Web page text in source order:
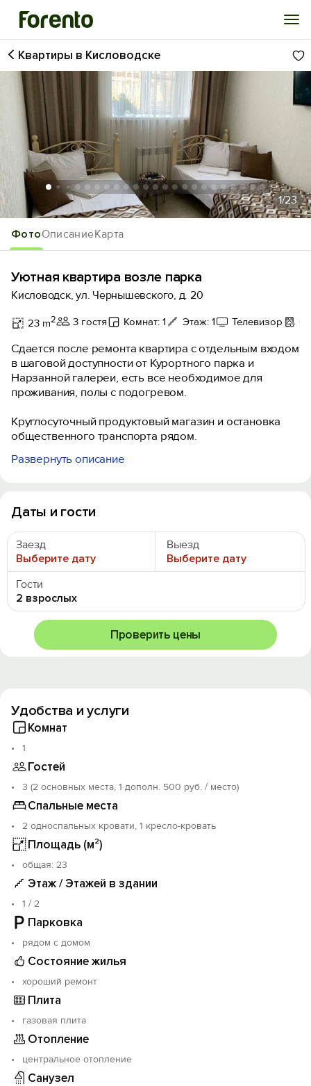
Войти
Избранное
История просмотра
Добавить свой объект
ФотоОписаниеКарта
Квартиры в Кисловодске
1/23
Уютная квартира возле парка
Кисловодск, ул. Чернышевского, д. 20
23 m2 3 гостя Комнат: 1 Этаж: 1 Телевизор
Сдается после ремонта квартира с отдельным входом
в шаговой доступности от Курортного парка и
Нарзанной галереи, есть все необходимое для
проживания, полы с подогревом.
Круглосуточный продуктовый магазин и остановка
общественного транспорта рядом.
Для комфортного проживания в квартире имеется
полностью оборудованная кухня: плита, чайник,
холодильник, вся необходимая посуда и
принадлежности. Стиральная машина, утюг, фен.
Чистое постельное бельё.
Развернуть описание
Даты и гости
Заезд
Выберите дату
Выезд
Выберите дату
Гости
2 взрослых
Проверить цены
Удобства и услуги
Комнат
1
Гостей
3 (2 основных места, 1 дополн. 500 руб. / место)
Спальные места
2 односпальных кровати, 1 кресло-кровать
Площадь (м²)
oбщая: 23
Этаж / Этажей в здании
1 / 2
Парковка
рядом с домом
Состояние жилья
хороший ремонт
Плита
газовая плита
Отопление
центральное отопление
Санузел